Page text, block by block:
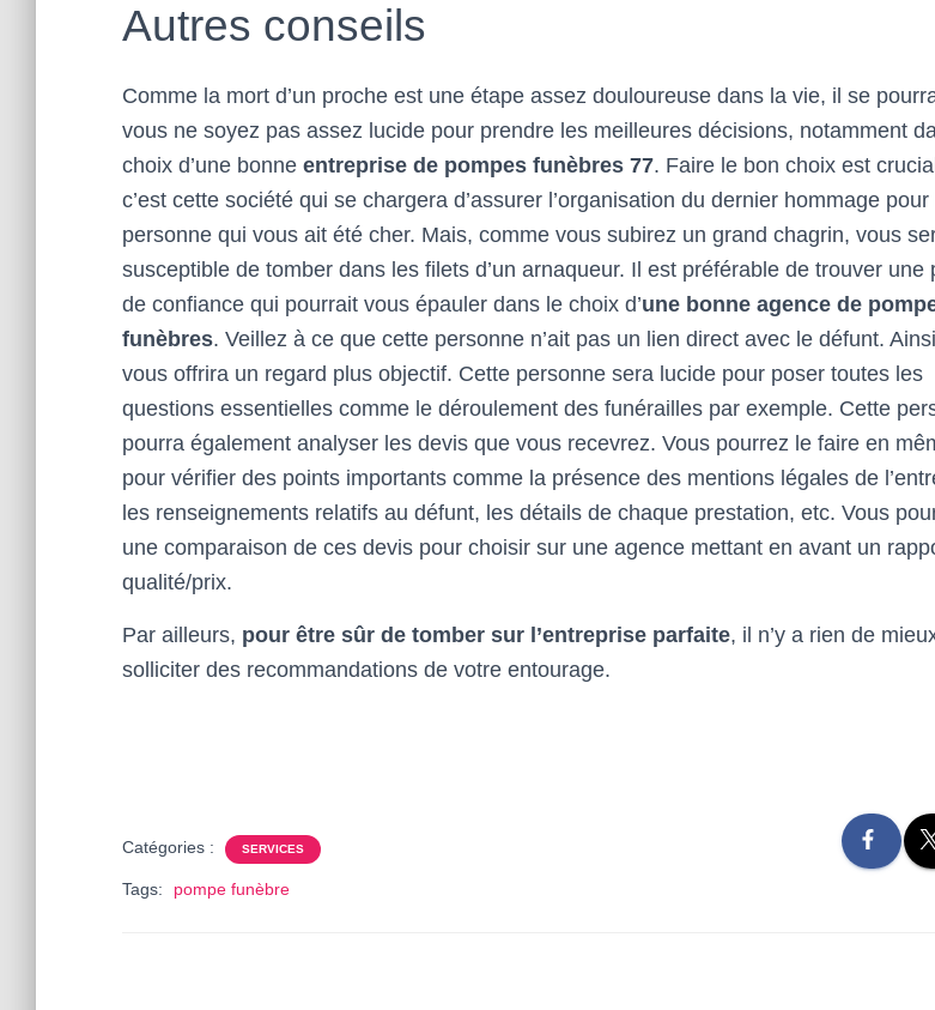
Autres conseils
Comme la mort d’un proche est une étape assez douloureuse dans la vie, il se
vous ne soyez pas assez lucide pour prendre les meilleures décisions, notamment
choix d’une bonne entreprise de pompes funèbres 77. Faire le bon choix est
c’est cette société qui se chargera d’assurer l’organisation du dernier hommage pour
personne qui vous ait été cher. Mais, comme vous subirez un grand chagrin, vous
susceptible de tomber dans les filets d’un arnaqueur. Il est préférable de trouver une
de confiance qui pourrait vous épauler dans le choix d’une bonne agence de
funèbres. Veillez à ce que cette personne n’ait pas un lien direct avec le défunt.
vous offrira un regard plus objectif. Cette personne sera lucide pour poser toutes les
questions essentielles comme le déroulement des funérailles par exemple. Cette
pourra également analyser les devis que vous recevrez. Vous pourrez le faire en
pour vérifier des points importants comme la présence des mentions légales de
les renseignements relatifs au défunt, les détails de chaque prestation, etc. Vous
une comparaison de ces devis pour choisir sur une agence mettant en avant un
qualité/prix.
Par ailleurs, pour être sûr de tomber sur l’entreprise parfaite, il n’y a rien de
solliciter des recommandations de votre entourage.
Catégories : SERVICES
Tags: pompe funèbre